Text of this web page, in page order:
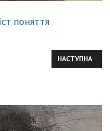
поняття
ЦАРСТВО ШАРЛЕМАНЯ!
НАСТУПНА
НАСТУПНА